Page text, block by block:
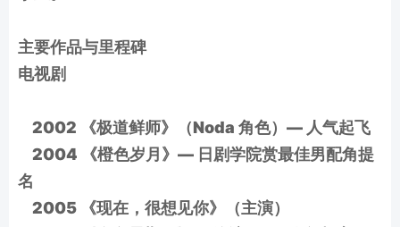
主要作品与里程碑
电视剧
2002 《极道鲜师》（Noda 角色）— 人气起飞
2004 《橙色岁月》— 日剧学院赏最佳男配角提
名
2005 《现在，很想见你》（主演）